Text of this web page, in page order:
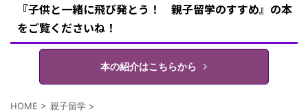
『子供と一緒に飛び発とう！ 親子留学のすすめ』の本
をご覧くださいね！
本の紹介はこちらから
HOME > 親子留学 >